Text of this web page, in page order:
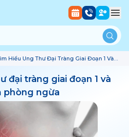
Hiểu Ung Thư Đại Tràng Giai Đoạn 1 Và
đại tràng giai đoạn 1 và
phòng ngừa